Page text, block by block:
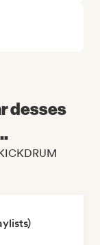
desses